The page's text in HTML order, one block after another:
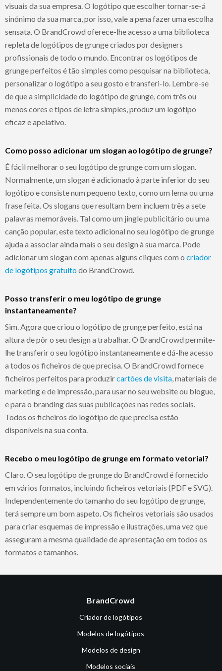
visuais da sua empresa. O logótipo que escolher tornar-se-á
sinónimo da sua marca, por isso, vale a pena fazer uma escolha
sensata. O BrandCrowd oferece-lhe acesso a uma biblioteca
repleta de logótipos de grunge criados por designers
profissionais de todo o mundo. Encontrar os logótipos de
grunge perfeitos é tão simples como pesquisar na biblioteca,
personalizar o logótipo a seu gosto e transferi-lo. Lembre-se
de que a simplicidade do logótipo de grunge, com três ou
menos cores e tipos de letra simples, produz um logótipo
eficaz e apelativo.
Como posso adicionar um slogan ao logótipo de grunge?
É fácil melhorar o seu logótipo de grunge com um slogan.
Normalmente, um slogan é adicionado à parte inferior do seu
logótipo e consiste num pequeno texto, como um lema ou uma
frase feita. Os slogans que resultam bem incluem três a sete
palavras memoráveis. Tal como um jingle publicitário ou uma
canção popular, este texto adicional no seu logótipo de grunge
ajuda a associar ainda mais o seu design à sua marca. Pode
adicionar um slogan com apenas alguns cliques com o criador
de logótipos gratuitodo BrandCrowd.
Posso transferir o meu logótipo de grunge
instantaneamente?
Sim. Agora que criou o logótipo de grunge perfeito, está na
altura de pôr o seu design a trabalhar. O BrandCrowd permite-
lhe transferir o seu logótipo instantaneamente e dá-lhe acesso
a todos os ficheiros de que precisa. O BrandCrowd fornece
ficheiros perfeitos para produzircartões de visita , materiais de
marketing e de impressão, para usar no seu website ou blogue,
e para o branding das suas publicações nas redes sociais.
Todos os ficheiros do logótipo de que precisa estão
disponíveis na sua conta.
Recebo o meu logótipo de grunge em formato vetorial?
Claro. O seu logótipo de grunge do BrandCrowd é fornecido
em vários formatos, incluindo ficheiros vetoriais (PDF e SVG).
Independentemente do tamanho do seu logótipo de grunge,
terá sempre um bom aspeto. Os ficheiros vetoriais são usados
para criar esquemas de impressão e ilustrações, uma vez que
asseguram a mesma qualidade de apresentação em todos os
formatos e tamanhos.
BrandCrowd
Criador de logótipos
Modelos de logótipos
Modelos de design
Modelos sociais